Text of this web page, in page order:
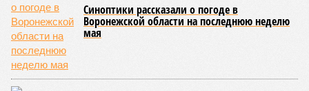
Синоптики рассказали о погоде в
Воронежской области на последнюю неделю
мая